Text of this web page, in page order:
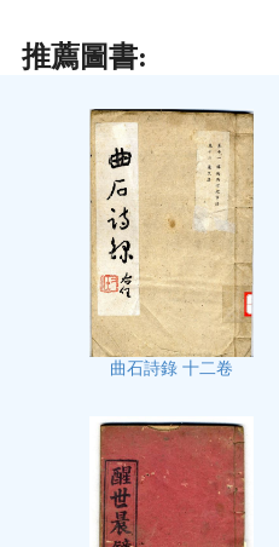
推薦圖書:
曲石詩錄 十二卷